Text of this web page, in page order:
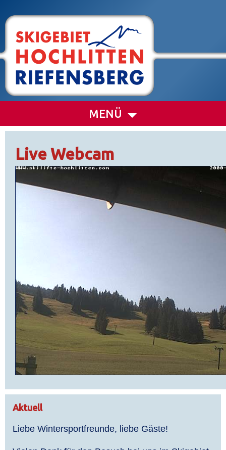
MENÜ
Live Webcam
Aktuell
Liebe Wintersportfreunde, liebe Gäste!